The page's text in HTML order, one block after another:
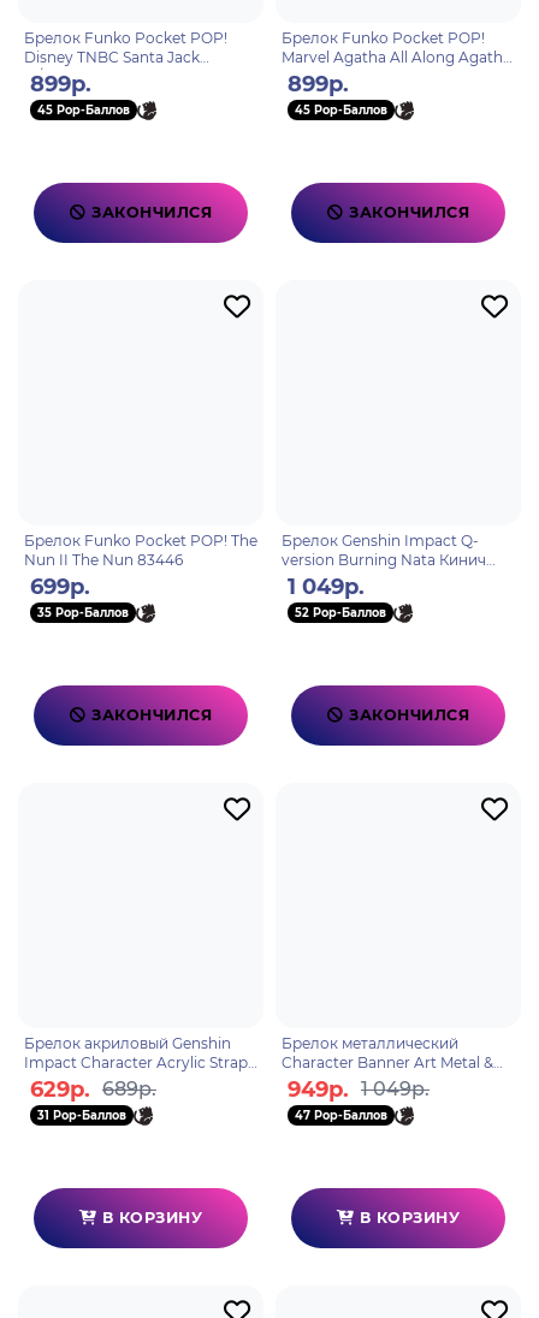
Брелок Funko Pocket POP!
Disney TNBC Santa Jack
w/Jackolantern 82822
899р.
45 Pop-Баллов
ЗАКОНЧИЛСЯ
Брелок Funko Pocket POP!
Marvel Agatha All Along Agatha
Harkness 75707
899р.
45 Pop-Баллов
ЗАКОНЧИЛСЯ
Брелок Funko Pocket POP! The
Nun II The Nun 83446
699р.
35 Pop-Баллов
ЗАКОНЧИЛСЯ
Брелок Genshin Impact Q-
version Burning Nata Кинич
Kinich 6942421138440
1 049р.
52 Pop-Баллов
ЗАКОНЧИЛСЯ
Брелок акриловый Genshin
Impact Character Acrylic Strap
Paimon 6974696616217
629р. 689р.
31 Pop-Баллов
В КОРЗИНУ
Брелок металлический
Character Banner Art Metal &
Resin Keychain Adrift in the
Harbor 6974696617498
949р. 1 049р.
47 Pop-Баллов
В КОРЗИНУ